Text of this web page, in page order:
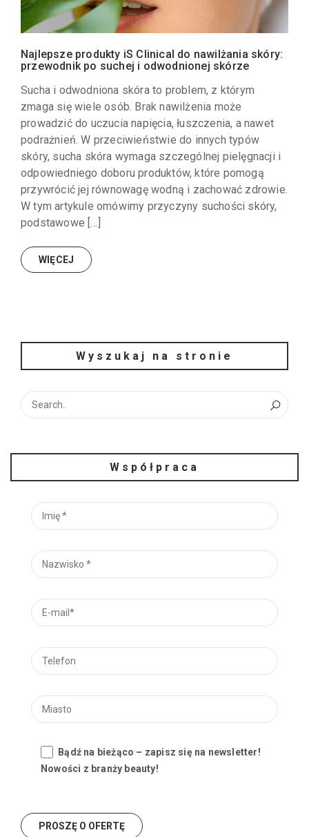
Najlepsze produkty iS Clinical do nawilżania skóry:
przewodnik po suchej i odwodnionej skórze
Sucha i odwodniona skóra to problem, z którym
zmaga się wiele osób. Brak nawilżenia może
prowadzić do uczucia napięcia, łuszczenia, a nawet
podrażnień. W przeciwieństwie do innych typów
skóry, sucha skóra wymaga szczególnej pielęgnacji i
odpowiedniego doboru produktów, które pomogą
przywrócić jej równowagę wodną i zachować zdrowie.
W tym artykule omówimy przyczyny suchości skóry,
podstawowe […]
WIĘCEJ
Wyszukaj na stronie
Współpraca
Bądź na bieżąco – zapisz się na newsletter!
Nowości z branży beauty!